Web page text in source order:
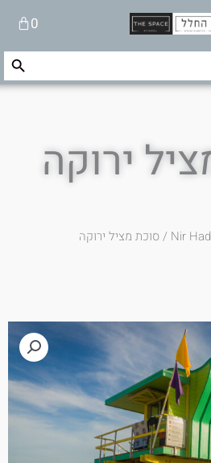
0עגלת
קניות
ירוקה
Nir/ סוכת מציל ירוקה